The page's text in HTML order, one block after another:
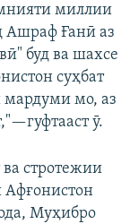
миллии
Ашраф Ғанӣ аз
буд ва шахсе
суҳбат
мардуми мо, аз
ӯ.
стротежии
Муҳибро